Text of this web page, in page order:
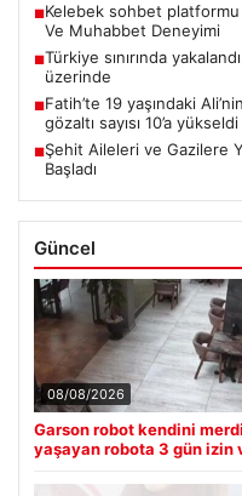
■Kelebek sohbet
Ve Muhabbet Deneyimi
■Türkiye sınırında
üzerinde
■Fatih’te 19 yaşındaki
gözaltı sayısı 10’a yükseldi
■Şehit Aileleri ve Gazilere
Başladı
Güncel
08/08/2026
Garson robot kendini
yaşayan robota 3 gün izin